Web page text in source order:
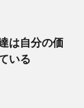
は自分の価
いる